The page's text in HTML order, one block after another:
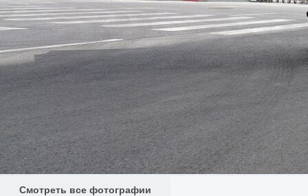
Смотреть все фотографии